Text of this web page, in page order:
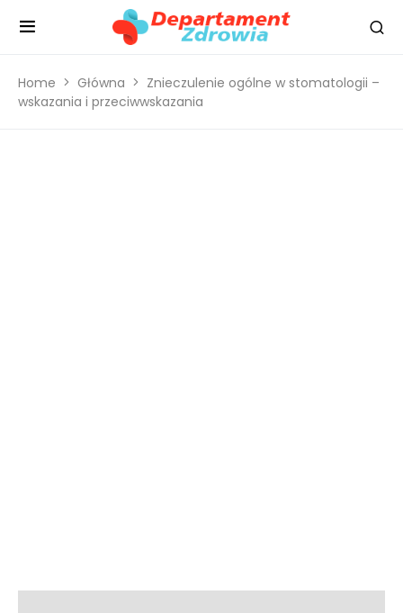
Home Główna
Znieczulenie ogólne w stomatologii –
wskazania i przeciwwskazania